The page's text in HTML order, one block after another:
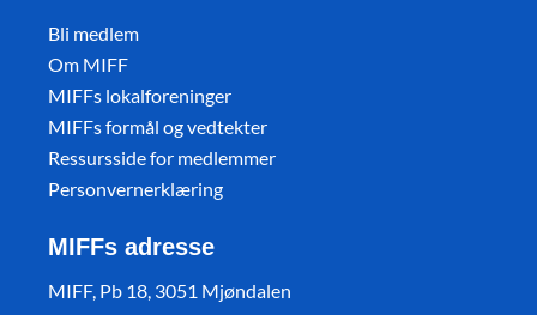
Bli medlem
Om MIFF
MIFFs lokalforeninger
MIFFs formål og vedtekter
Ressursside for medlemmer
Personvernerklæring
MIFFs adresse
MIFF, Pb 18, 3051 Mjøndalen